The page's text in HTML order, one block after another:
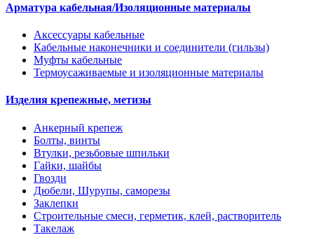
Арматура кабельная/Изоляционные материалы
Аксессуары кабельные
Кабельные наконечники и соединители (гильзы)
Муфты кабельные
Термоусаживаемые и изоляционные материалы
Изделия крепежные, метизы
Анкерный крепеж
Болты, винты
Втулки, резьбовые шпильки
Гайки, шайбы
Гвозди
Дюбели, Шурупы, саморезы
Заклепки
Строительные смеси, герметик, клей, растворитель
Такелаж